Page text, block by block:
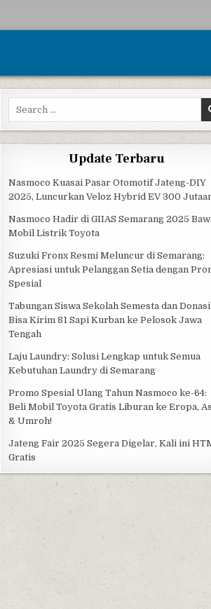
Search for:
Update Terbaru
Nasmoco Kuasai Pasar Otomotif Jateng-DIY
2025, Luncurkan Veloz Hybrid EV 300
Nasmoco Hadir di GIIAS Semarang 2025
Mobil Listrik Toyota
Suzuki Fronx Resmi Meluncur di Semarang:
Apresiasi untuk Pelanggan Setia dengan
Spesial
Tabungan Siswa Sekolah Semesta dan Donasi
Bisa Kirim 81 Sapi Kurban ke Pelosok Jawa
Tengah
Laju Laundry: Solusi Lengkap untuk Semua
Kebutuhan Laundry di Semarang
Promo Spesial Ulang Tahun Nasmoco ke-64:
Beli Mobil Toyota Gratis Liburan ke Eropa,
& Umroh!
Jateng Fair 2025 Segera Digelar, Kali ini
Gratis